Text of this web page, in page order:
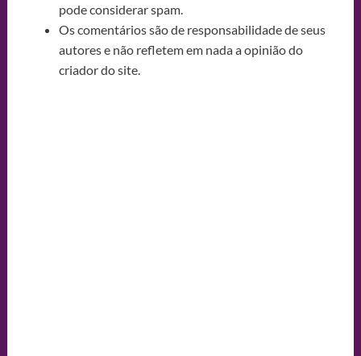
pode considerar spam.
Os comentários são de responsabilidade de seus
autores e não refletem em nada a opinião do
criador do site.